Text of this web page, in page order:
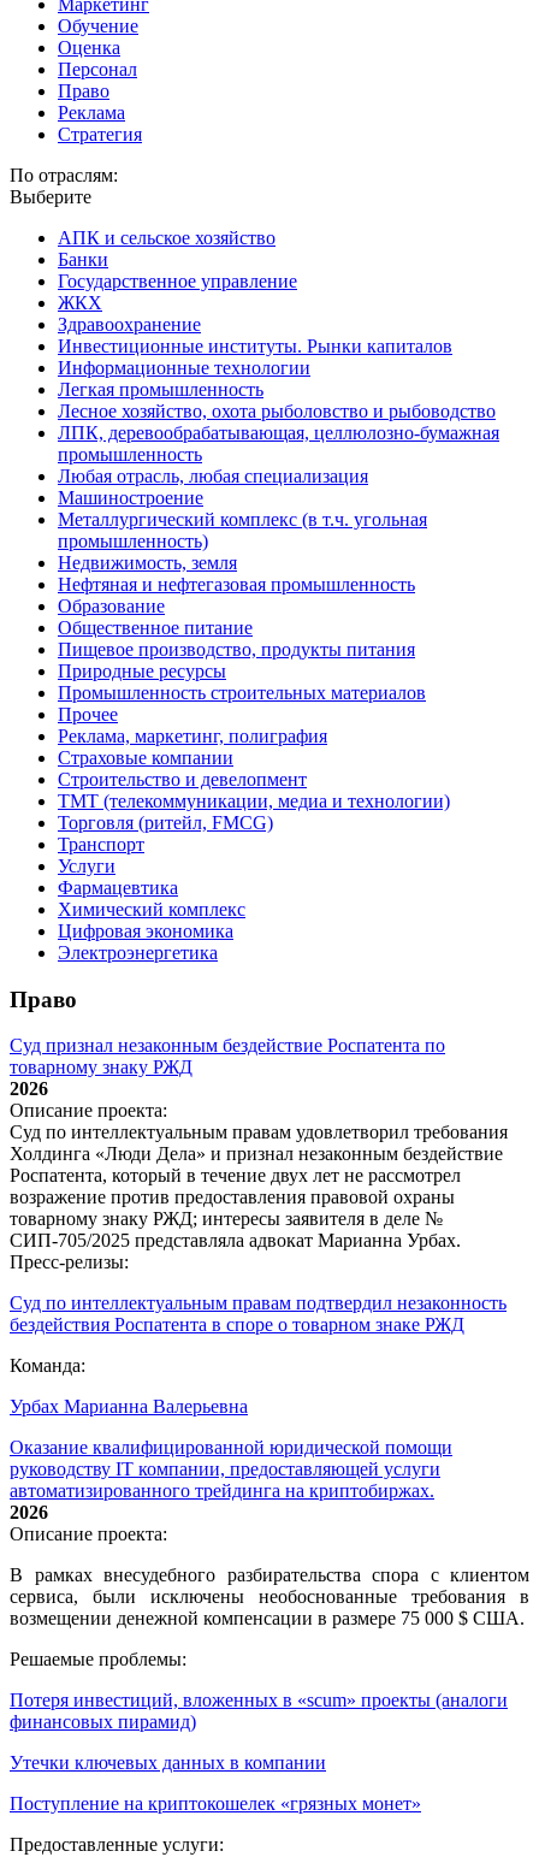
Обучение
Оценка
Персонал
Право
Реклама
Стратегия
По отраслям:
Выберите
АПК и сельское хозяйство
Банки
Государственное управление
ЖКХ
Здравоохранение
Инвестиционные институты. Рынки капиталов
Информационные технологии
Легкая промышленность
Лесное хозяйство, охота рыболовство и рыбоводство
ЛПК, деревообрабатывающая, целлюлозно-бумажная
промышленность
Любая отрасль, любая специализация
Машиностроение
Металлургический комплекс (в т.ч. угольная
промышленность)
Недвижимость, земля
Нефтяная и нефтегазовая промышленность
Образование
Общественное питание
Пищевое производство, продукты питания
Природные ресурсы
Промышленность строительных материалов
Прочее
Реклама, маркетинг, полиграфия
Страховые компании
Строительство и девелопмент
ТМТ (телекоммуникации, медиа и технологии)
Торговля (ритейл, FMCG)
Транспорт
Услуги
Фармацевтика
Химический комплекс
Цифровая экономика
Электроэнергетика
Право
Суд признал незаконным бездействие Роспатента по
товарному знаку РЖД
2026
Описание проекта:
Суд по интеллектуальным правам удовлетворил требования
Холдинга «Люди Дела» и признал незаконным бездействие
Роспатента, который в течение двух лет не рассмотрел
возражение против предоставления правовой охраны
товарному знаку РЖД; интересы заявителя в деле №
СИП‑705/2025 представляла адвокат Марианна Урбах.
Пресс-релизы:
Суд по интеллектуальным правам подтвердил незаконность
бездействия Роспатента в споре о товарном знаке РЖД
Команда:
Урбах Марианна Валерьевна
Оказание квалифицированной юридической помощи
руководству IT компании, предоставляющей услуги
автоматизированного трейдинга на криптобиржах.
2026
Описание проекта:
В рамках внесудебного разбирательства спора с клиентом
сервиса, были исключены необоснованные требования в
возмещении денежной компенсации в размере 75 000 $ США.
Решаемые проблемы:
Потеря инвестиций, вложенных в «scum» проекты (аналоги
финансовых пирамид)
Утечки ключевых данных в компании
Поступление на криптокошелек «грязных монет»
Предоставленные услуги: